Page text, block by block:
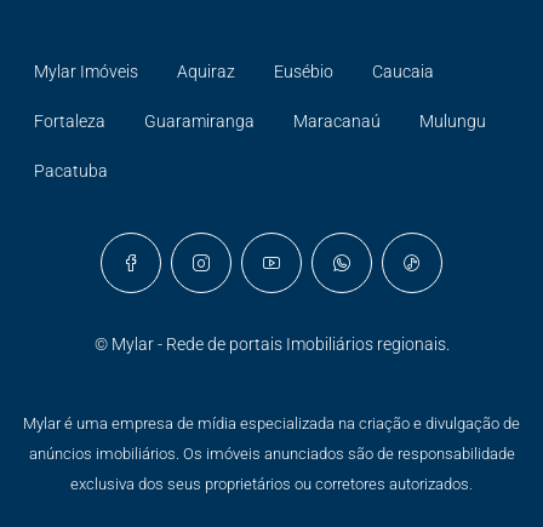
Mylar Imóveis Aquiraz Eusébio Caucaia
Fortaleza Guaramiranga Maracanaú Mulungu
Pacatuba
© Mylar - Rede de portais Imobiliários regionais.
Mylar é uma empresa de mídia especializada na criação e divulgação de
anúncios imobiliários. Os imóveis anunciados são de responsabilidade
exclusiva dos seus proprietários ou corretores autorizados.